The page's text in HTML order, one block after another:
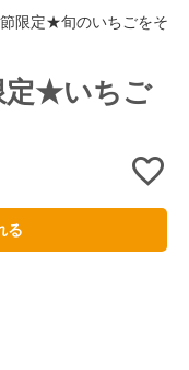
限定★旬のいちごをそ
定★いちご
る